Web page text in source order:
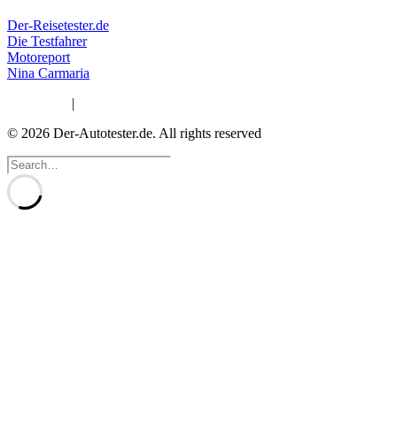
Der-Reisetester.de
Die Testfahrer
Motoreport
Nina Carmaria
|
© 2026 Der-Autotester.de. All rights reserved